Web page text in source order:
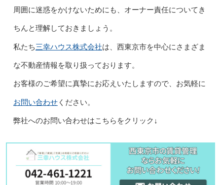
周囲に迷惑をかけないためにも、オーナー責任についてき
ちんと理解しておきましょう。
私たち三幸ハウス株式会社は、西東京市を中心にさまざま
な不動産情報を取り扱っております。
お客様のご希望に真摯にお応えいたしますので、お気軽に
お問い合わせください。
弊社へのお問い合わせはこちらをクリック↓